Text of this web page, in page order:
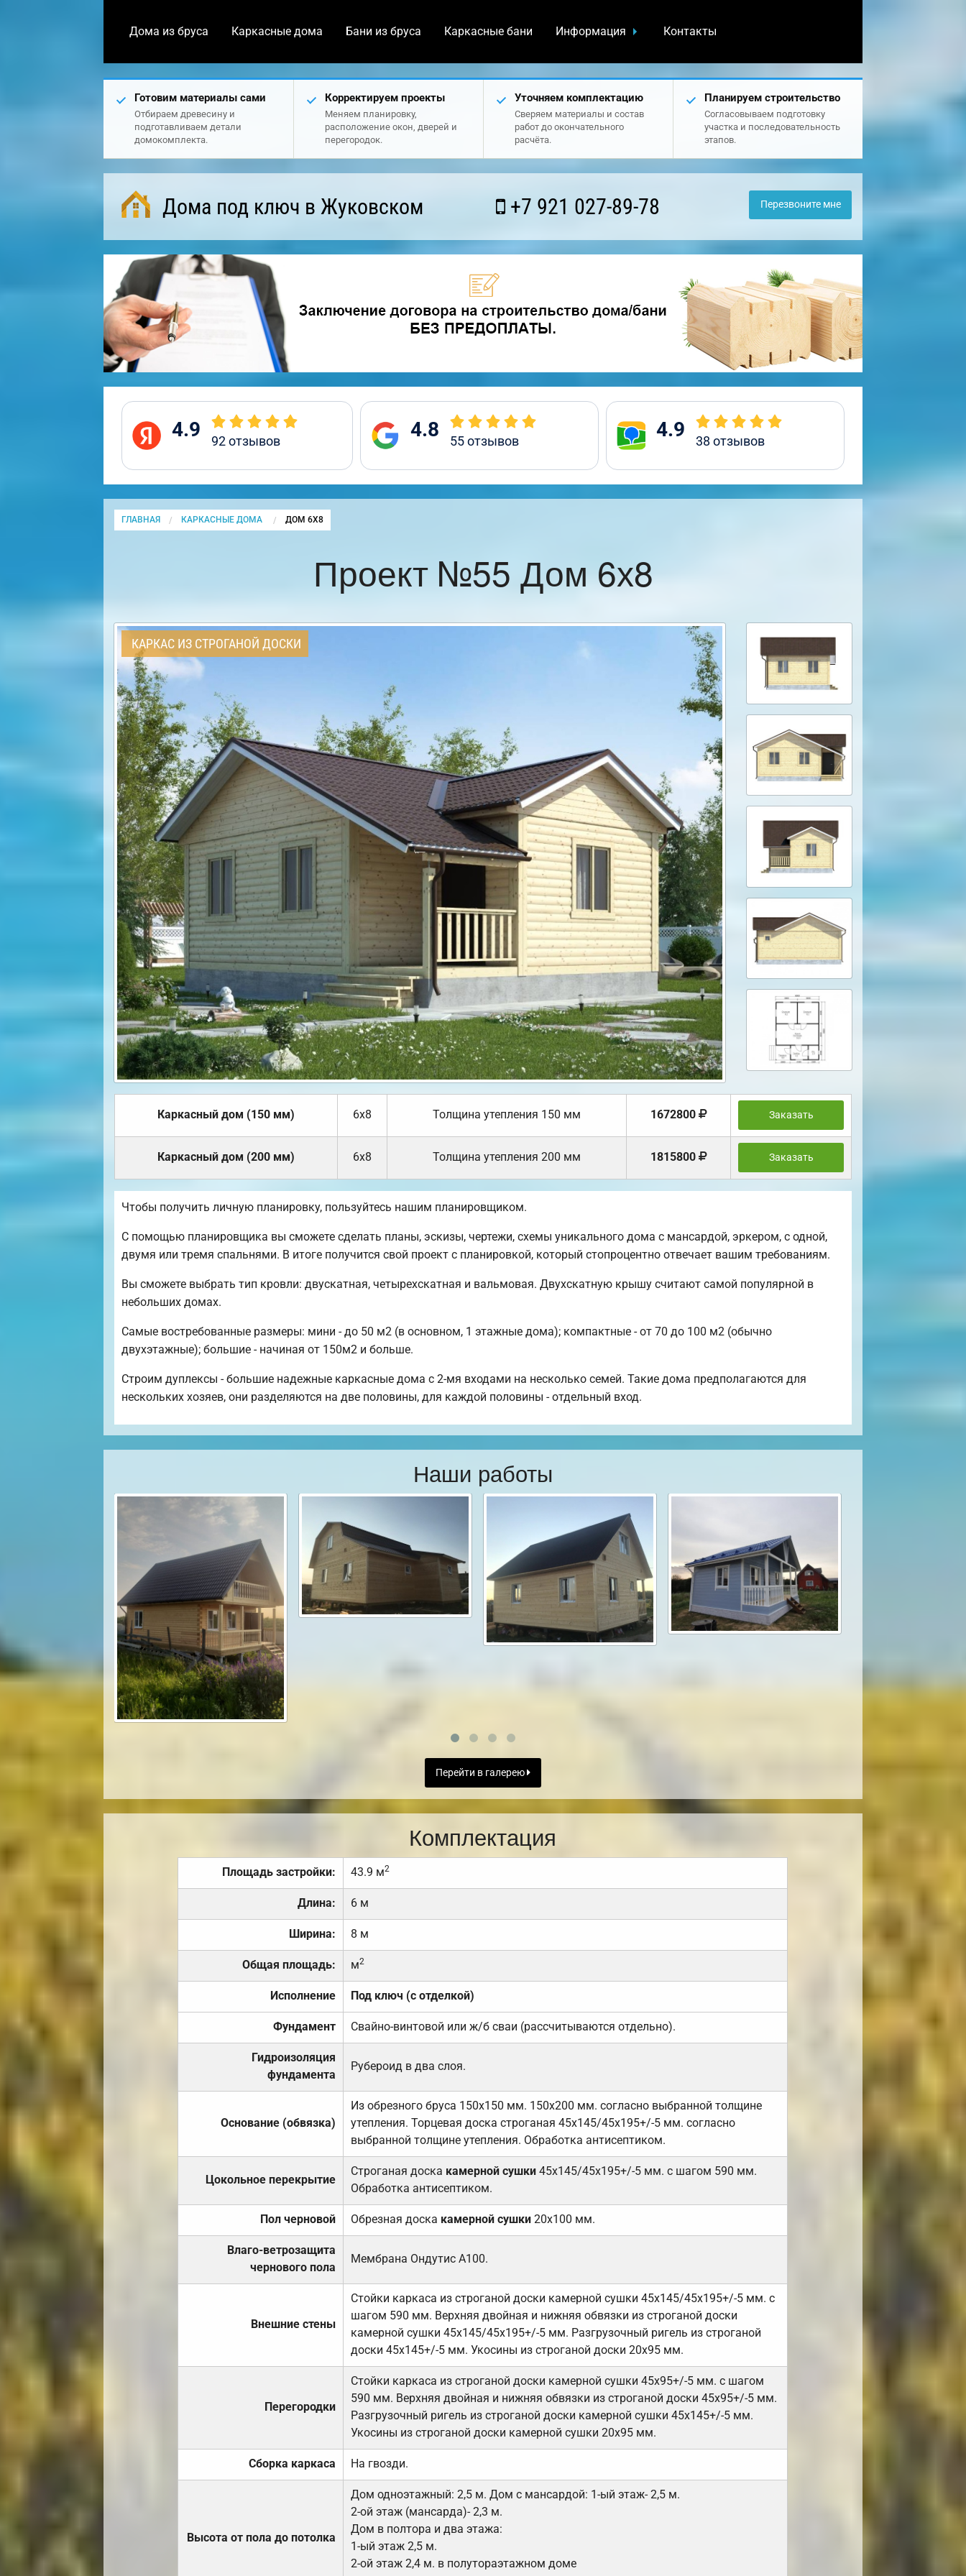
Дома из бруса Каркасные дома Бани из бруса Каркасные бани Информация Контакты
Готовим материалы сами
Отбираем древесину и
подготавливаем детали
домокомплекта.
Корректируем проекты
Меняем планировку,
расположение окон, дверей и
перегородок.
Уточняем комплектацию
Сверяем материалы и состав
работ до окончательного
расчёта.
Планируем строительство
Согласовываем подготовку
участка и последовательность
этапов.
Дома под ключ в Жуковском +7 921 027-89-78 Перезвоните мне
4.9 92отзывов 4.8 55отзывов 4.9 38 отзывов
ГЛАВНАЯ КАРКАСНЫЕ ДОМА CURRENT:
ДОМ 6Х8
Проект №55 Дом 6х8
КАРКАС ИЗ СТРОГАНОЙ ДОСКИ
Каркасный дом (150 мм) 6х8 Толщина утепления 150 мм 1672800 Заказать
Каркасный дом (200 мм) 6х8 Толщина утепления 200 мм 1815800 Заказать
Чтобы получить личную планировку, пользуйтесь нашим планировщиком.
С помощью планировщика вы сможете сделать планы, эскизы, чертежи, схемы уникального дома с мансардой, эркером, с одной,
двумя или тремя спальнями. В итоге получится свой проект с планировкой, который стопроцентно отвечает вашим требованиям.
Вы сможете выбрать тип кровли: двускатная, четырехскатная и вальмовая. Двухскатную крышу считают самой популярной в
небольших домах.
Самые востребованные размеры: мини - до 50 м2 (в основном, 1 этажные дома); компактные - от 70 до 100 м2 (обычно
двухэтажные); большие - начиная от 150м2 и больше.
Строим дуплексы - большие надежные каркасные дома с 2-мя входами на несколько семей. Такие дома предполагаются для
нескольких хозяев, они разделяются на две половины, для каждой половины - отдельный вход.
Наши работы
Перейти в галерею
Комплектация
Площадь застройки: 43.9 м2
Длина: 6 м
Ширина: 8 м
Общая площадь: м2
Исполнение Под ключ (с отделкой)
Фундамент Свайно-винтовой или ж/б сваи (рассчитываются отдельно).
Гидроизоляция
фундамента
Рубероид в два слоя.
Основание (обвязка)
Из обрезного бруса 150х150 мм. 150х200 мм. согласно выбранной толщине
утепления. Торцевая доска строганая 45х145/45х195+/-5 мм. согласно
выбранной толщине утепления. Обработка антисептиком.
Цокольное перекрытие
Строганая доска камерной сушки 45х145/45х195+/-5 мм. с шагом 590 мм.
Обработка антисептиком.
Пол черновой Обрезная доска камерной сушки20х100 мм.
Влаго-ветрозащита
чернового пола
Мембрана Ондутис А100.
Внешние стены
Стойки каркаса из строганой доски камерной сушки 45х145/45х195+/-5 мм. с
шагом 590 мм. Верхняя двойная и нижняя обвязки из строганой доски
камерной сушки 45х145/45х195+/-5 мм. Разгрузочный ригель из строганой
доски 45х145+/-5 мм. Укосины из строганой доски 20х95 мм.
Перегородки
Стойки каркаса из строганой доски камерной сушки 45х95+/-5 мм. с шагом
590 мм. Верхняя двойная и нижняя обвязки из строганой доски 45х95+/-5 мм.
Разгрузочный ригель из строганой доски камерной сушки 45х145+/-5 мм.
Укосины из строганой доски камерной сушки 20х95 мм.
Сборка каркаса На гвозди.
Высота от пола до потолка
Дом одноэтажный: 2,5 м. Дом с мансардой: 1-ый этаж- 2,5 м.
2-ой этаж (мансарда)- 2,3 м.
Дом в полтора и два этажа:
1-ый этаж 2,5 м.
2-ой этаж 2,4 м. в полутораэтажном доме